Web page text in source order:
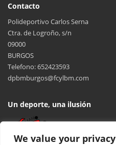
We value your privacy
Contacto
Polideportivo Carlos Serna
Ctra. de Logroño, s/n
09000
BURGOS
Telefono: 652423593
dpbmburgos@fcylbm.com
Un deporte, una ilusión